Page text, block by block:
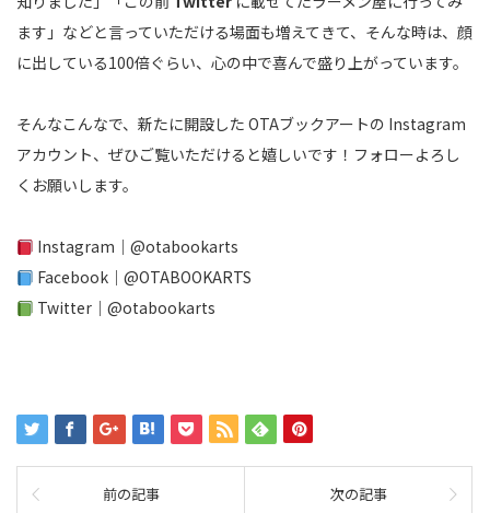
ます」などと言っていただける場面も増えてきて、そんな時は、顔
に出している100倍ぐらい、心の中で喜んで盛り上がっています。
そんなこんなで、新たに開設した OTAブックアートの Instagram
アカウント、ぜひご覧いただけると嬉しいです！フォローよろし
くお願いします。
Instagram｜ @otabookarts
Facebook｜ @OTABOOKARTS
Twitter｜ @otabookarts
前の記事 次の記事